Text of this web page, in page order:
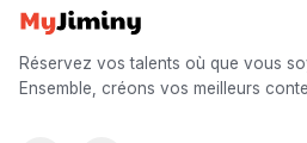
Réservez vos talents où que vous
Ensemble, créons vos meilleurs